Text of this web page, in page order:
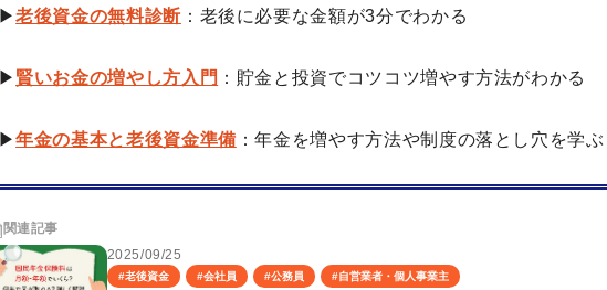
▶老後資金の無料診断：老後に必要な金額が3分でわかる
▶ 賢いお金の増やし方入門 ：貯金と投資でコツコツ増やす方法がわかる
▶年金の基本と老後資金準備 ：年金を増やす方法や制度の落とし穴を学ぶ
関連記事
2025/09/25
#老後資金 #会社員 #公務員 #自営業者・個人事業主